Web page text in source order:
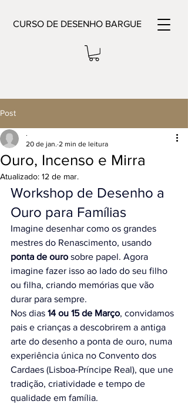
CURSO DE DESENHO BARGUE
Post
Ouro, Incenso e Mirra
.
20 de jan. 2 min de leitura
Atualizado: 12 de mar.
Workshop de Desenho a
Ouro para Famílias
Imagine desenhar como os grandes
mestres do Renascimento, usando
ponta de ouro sobre papel. Agora
imagine fazer isso ao lado do seu filho
ou filha, criando memórias que vão
durar para sempre.
Nos dias 14 ou 15 de Março, convidamos
pais e crianças a descobrirem a antiga
arte do desenho a ponta de ouro, numa
experiência única no Convento dos
Cardaes (Lisboa-Príncipe Real), que une
tradição, criatividade e tempo de
qualidade em família.